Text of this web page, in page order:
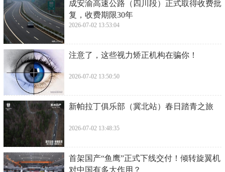
郭宝昌的创作才华和对人性的洞察力使得《大宅门》
成为了一部艺术品。他的剧本结构严密，情节曲折，
人物形象鲜明。他深入探讨了家族关系、权力斗争、
爱情悲欢等主题，使得整个故事更加丰满而有深度。
他的创作带给观众的不仅仅是娱乐，更是对人生、社
会和人性的思考。